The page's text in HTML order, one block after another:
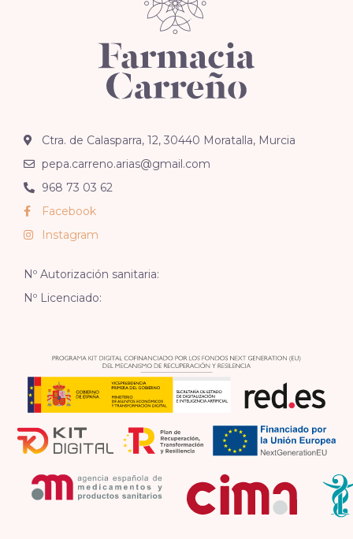
Ctra. de Calasparra, 12, 30440 Moratalla, Murcia
pepa.carreno.arias@gmail.com
968 73 03 62
Facebook
Instagram
Nº Autorización sanitaria:
Nº Licenciado: